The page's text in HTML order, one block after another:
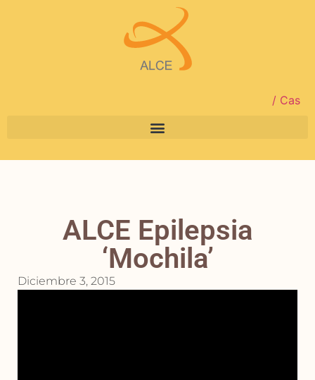
/ Cas
ALCE Epilepsia
‘Mochila’
Diciembre 3, 2015